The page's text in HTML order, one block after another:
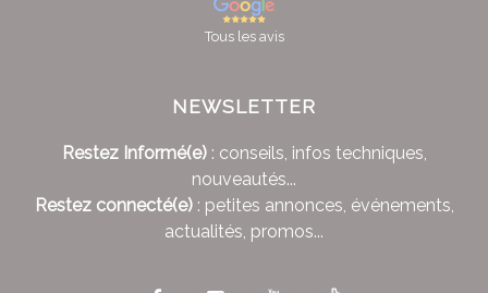
Tous les avis
NEWSLETTER
Restez Informé(e): conseils, infos techniques,
nouveautés...
Restez connecté(e): petites annonces, événements,
actualités, promos...